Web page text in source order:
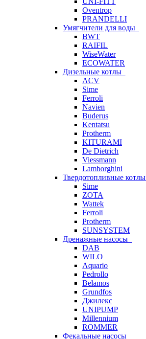
Oventrop
PRANDELLI
Умягчители для воды
BWT
RAIFIL
WiseWater
ECOWATER
Дизельные котлы
ACV
Sime
Ferroli
Navien
Buderus
Kentatsu
Protherm
KITURAMI
De Dietrich
Viessmann
Lamborghini
Твердотопливные котлы
Sime
ZOTA
Wattek
Ferroli
Protherm
SUNSYSTEM
Дренажные насосы
DAB
WILO
Aquario
Pedrollo
Belamos
Grundfos
Джилекс
UNIPUMP
Millennium
ROMMER
Фекальные насосы